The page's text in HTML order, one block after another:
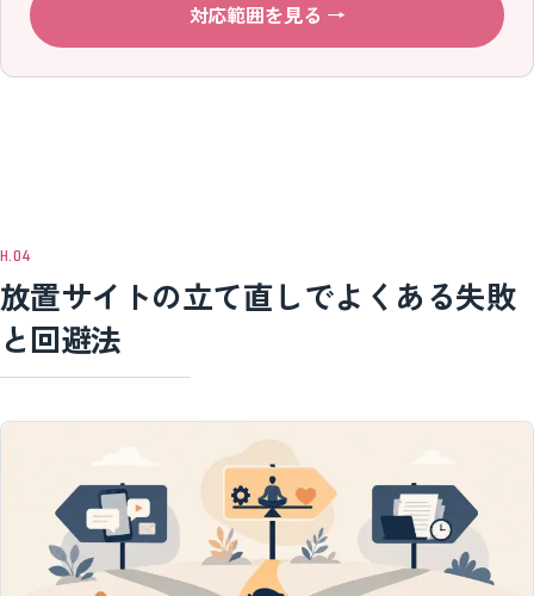
対応範囲を見る →
放置サイトの立て直しでよくある失敗
と回避法